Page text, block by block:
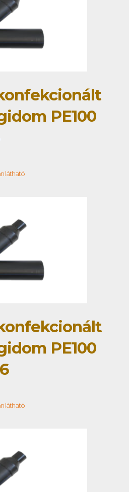
PE100
látható
PE100
látható